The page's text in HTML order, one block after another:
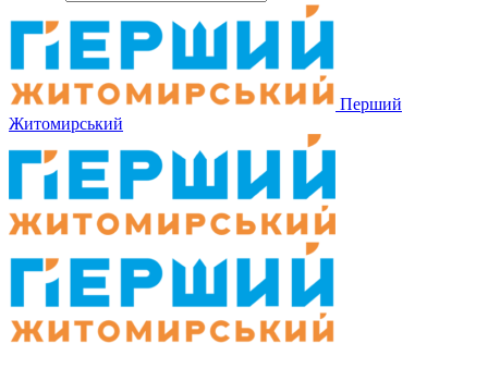
Перший
Житомирський